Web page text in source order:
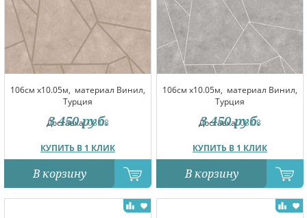
106см x10.05м, материал Винил,
Турция
Доставка:08.08
КУПИТЬ В 1 КЛИК
3 450 руб.
В корзину
106см x10.05м, материал Винил,
Турция
Доставка:08.08
КУПИТЬ В 1 КЛИК
3 450 руб.
В корзину